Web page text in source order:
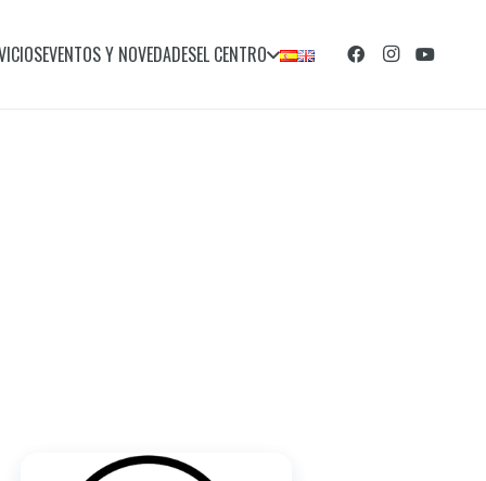
EVENTOS Y NOVEDADESEL CENTRO